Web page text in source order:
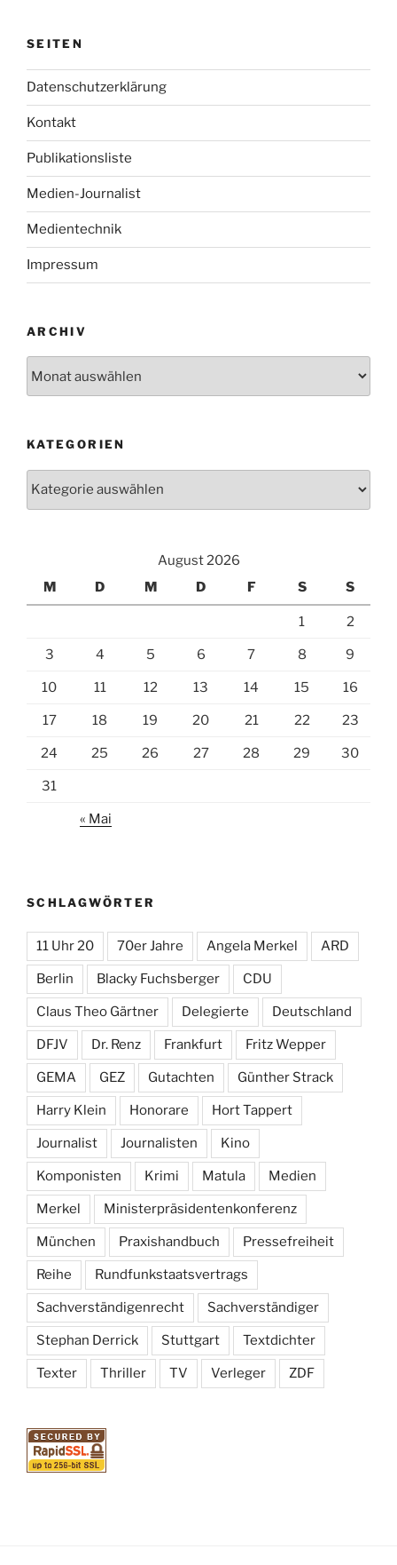
SEITEN
Datenschutzerklärung
Kontakt
Publikationsliste
Medien-Journalist
Medientechnik
Impressum
ARCHIV
KATEGORIEN
August 2026
M
D M D F S S
1 2
3 4 5 6 7 8 9
10 11 12 13 14 15 16
17 18 19 20 21 22 23
24 25 26 27 28 29 30
31
« Mai
SCHLAGWÖRTER
11 Uhr 20 70er Jahre Angela Merkel ARD
Berlin Blacky Fuchsberger CDU
Claus Theo Gärtner Delegierte Deutschland
DFJV Dr. Renz Frankfurt Fritz Wepper
GEMA GEZ Gutachten Günther Strack
Harry Klein Honorare Hort Tappert
Journalist Journalisten Kino
Komponisten Krimi Matula Medien
Merkel Ministerpräsidentenkonferenz
München Praxishandbuch Pressefreiheit
Reihe Rundfunkstaatsvertrags
Sachverständigenrecht Sachverständiger
Stephan Derrick Stuttgart Textdichter
Texter Thriller TV Verleger ZDF